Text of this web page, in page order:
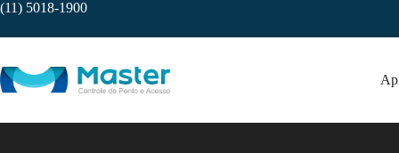
Skip
content
(11) 5018-1900